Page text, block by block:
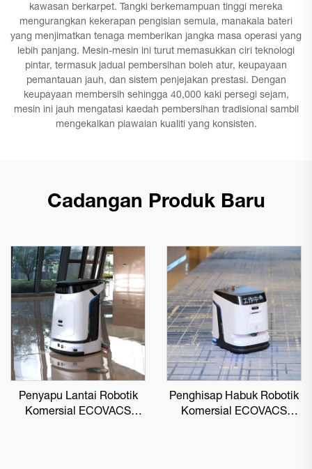
kawasan berkarpet. Tangki berkemampuan tinggi mereka
mengurangkan kekerapan pengisian semula, manakala bateri
yang menjimatkan tenaga memberikan jangka masa operasi yang
lebih panjang. Mesin-mesin ini turut memasukkan ciri teknologi
pintar, termasuk jadual pembersihan boleh atur, keupayaan
pemantauan jauh, dan sistem penjejakan prestasi. Dengan
keupayaan membersih sehingga 40,000 kaki persegi sejam,
mesin ini jauh mengatasi kaedah pembersihan tradisional sambil
mengekalkan piawaian kualiti yang konsisten.
Cadangan Produk Baru
Penyapu Lantai Robotik
Komersial ECOVACS
Penghisap Habuk Robotik
Komersial ECOVACS